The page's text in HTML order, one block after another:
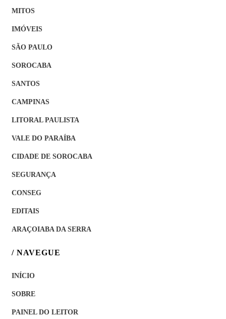
MITOS
IMÓVEIS
SÃO PAULO
SOROCABA
SANTOS
CAMPINAS
LITORAL PAULISTA
VALE DO PARAÍBA
CIDADE DE SOROCABA
SEGURANÇA
CONSEG
EDITAIS
ARAÇOIABA DA SERRA
/ NAVEGUE
INÍCIO
SOBRE
PAINEL DO LEITOR